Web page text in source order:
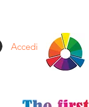
Accedi